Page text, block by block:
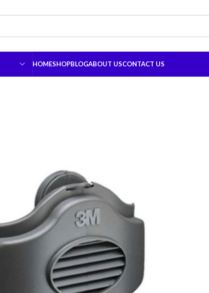
HOMESHOPBLOGABOUT USCONTACT US